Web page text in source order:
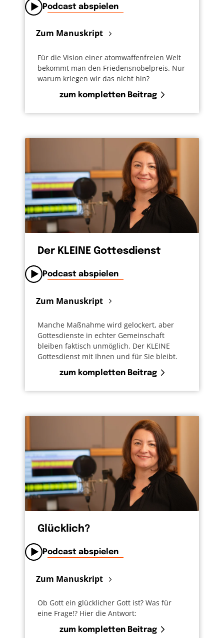
Podcast abspielen
Zum Manuskript
Für die Vision einer atomwaffenfreien Welt
bekommt man den Friedensnobelpreis. Nur
warum kriegen wir das nicht hin?
zum kompletten Beitrag
Der KLEINE Gottesdienst
Podcast abspielen
Zum Manuskript
Manche Maßnahme wird gelockert, aber
Gottesdienste in echter Gemeinschaft
bleiben faktisch unmöglich. Der KLEINE
Gottesdienst mit Ihnen und für Sie bleibt.
zum kompletten Beitrag
Glücklich?
Podcast abspielen
Zum Manuskript
Ob Gott ein glücklicher Gott ist? Was für
eine Frage!? Hier die Antwort:
zum kompletten Beitrag